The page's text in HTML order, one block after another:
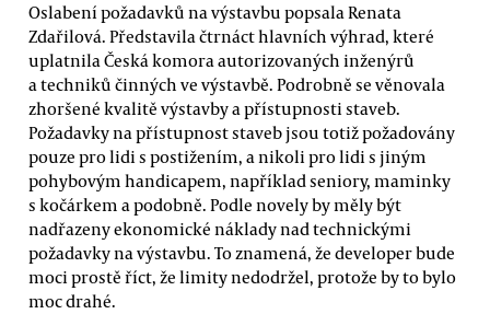
Oslabení požadavků na výstavbu popsala Renata
Zdařilová. Představila čtrnáct hlavních výhrad, které
uplatnila Česká komora autorizovaných inženýrů
a techniků činných ve výstavbě. Podrobně se věnovala
zhoršené kvalitě výstavby a přístupnosti staveb.
Požadavky na přístupnost staveb jsou totiž požadovány
pouze pro lidi s postižením, a nikoli pro lidi s jiným
pohybovým handicapem, například seniory, maminky
s kočárkem a podobně. Podle novely by měly být
nadřazeny ekonomické náklady nad technickými
požadavky na výstavbu. To znamená, že developer bude
moci prostě říct, že limity nedodržel, protože by to bylo
moc drahé.